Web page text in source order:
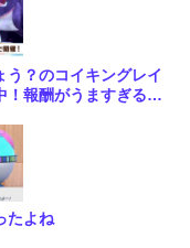
う？のコイキングレイ
！報酬がうますぎる神
たよね